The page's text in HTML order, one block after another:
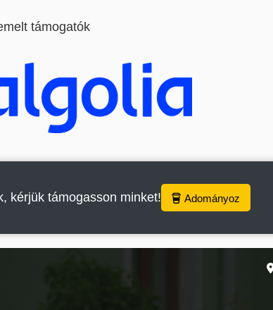
támogatók
kérjük támogasson minket! Adományoz